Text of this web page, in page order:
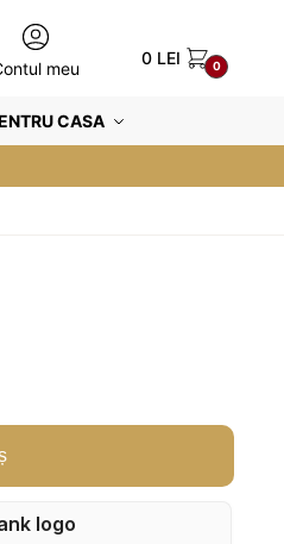
meu
0 LEI 0
CASA